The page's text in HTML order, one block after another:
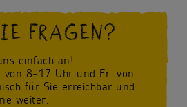
FRAGEN?
einfach an!
von 8-17 Uhr und Fr. von
für Sie erreichbar und
weiter.